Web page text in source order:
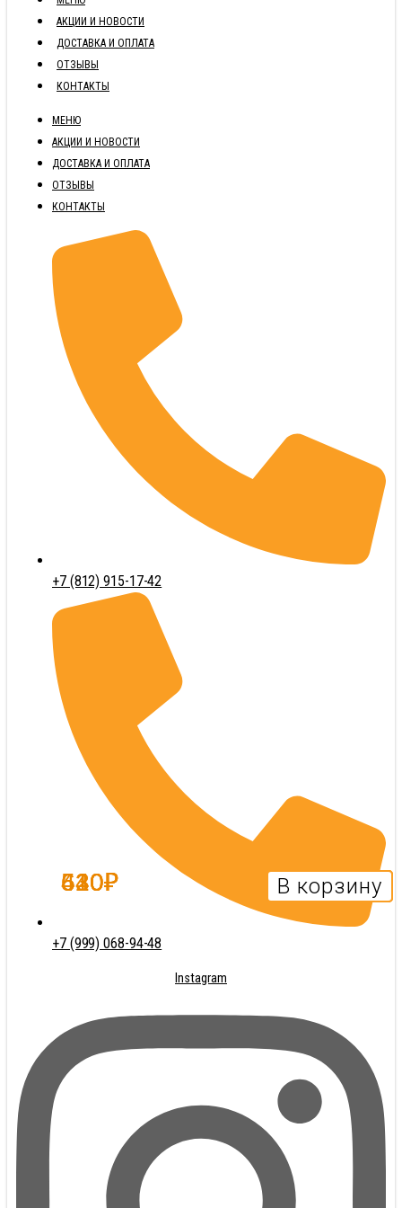
430₽ В корзину
520₽ В корзину
610₽ В корзину
640₽ В корзину
АКЦИИ И НОВОСТИ
ДОСТАВКА И ОПЛАТА
ОТЗЫВЫ
КОНТАКТЫ
МЕНЮ
АКЦИИ И НОВОСТИ
ДОСТАВКА И ОПЛАТА
ОТЗЫВЫ
КОНТАКТЫ
+7 (812) 915-17-42
+7 (999) 068-94-48
Instagram